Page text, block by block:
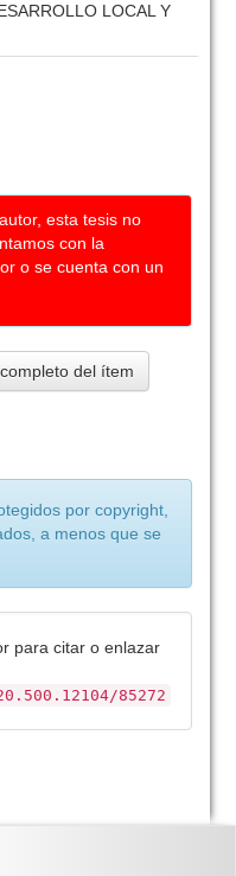
LOCAL Y
esta tesis no
con la
o se cuenta con un
del ítem
por copyright,
a menos que se
para citar o enlazar
85272